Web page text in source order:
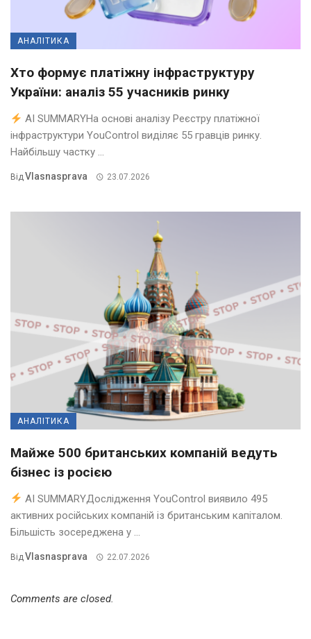
АНАЛІТИКА
Хто формує платіжну інфраструктуру
України: аналіз 55 учасників ринку
AI SUMMARYНа основі аналізу Реєстру платіжної
інфраструктури YouControl виділяє 55 гравців ринку.
Найбільшу частку ...
ВідVlasnasprava 23.07.2026
АНАЛІТИКА
Майже 500 британських компаній ведуть
бізнес із росією
AI SUMMARYДослідження YouControl виявило 495
активних російських компаній із британським капіталом.
Більшість зосереджена у ...
ВідVlasnasprava 22.07.2026
Comments are closed.